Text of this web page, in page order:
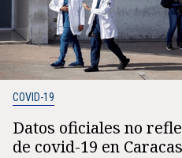
COVID-19
Datos oficiales no
de covid-19 en